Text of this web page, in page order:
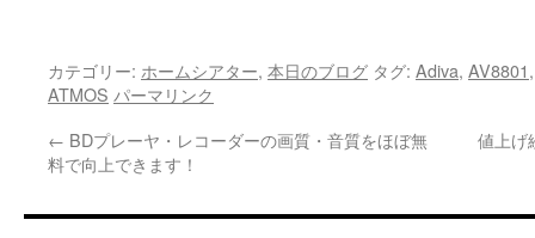
カテゴリー: ホームシアター, 本日のブログ タグ: Adiva, AV8801
ATMOS パーマリンク
← BDプレーヤ・レコーダーの画質・音質をほぼ無
料で向上できます！
値上げ